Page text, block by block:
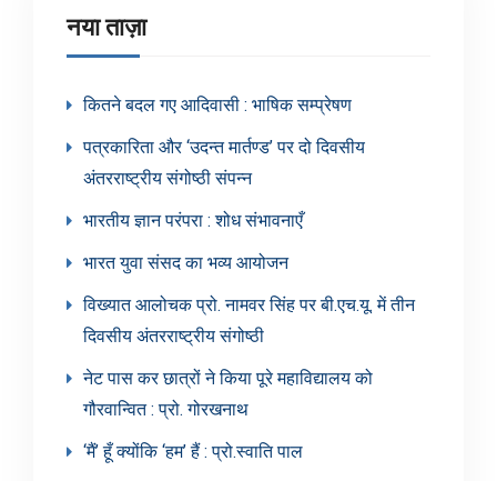
नया ताज़ा
कितने बदल गए आदिवासी : भाषिक सम्प्रेषण
पत्रकारिता और ‘उदन्त मार्तण्ड’ पर दो दिवसीय
अंतरराष्ट्रीय संगोष्ठी संपन्न
भारतीय ज्ञान परंपरा : शोध संभावनाएँ
भारत युवा संसद का भव्य आयोजन
विख्यात आलोचक प्रो. नामवर सिंह पर बी.एच.यू. में तीन
दिवसीय अंतरराष्ट्रीय संगोष्ठी
नेट पास कर छात्रों ने किया पूरे महाविद्यालय को
गौरवान्वित : प्रो. गोरखनाथ
‘मैं’ हूँ क्योंकि ‘हम’ हैं : प्रो.स्वाति पाल